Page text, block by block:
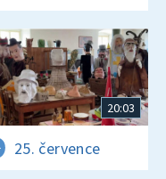
20:03
25. července